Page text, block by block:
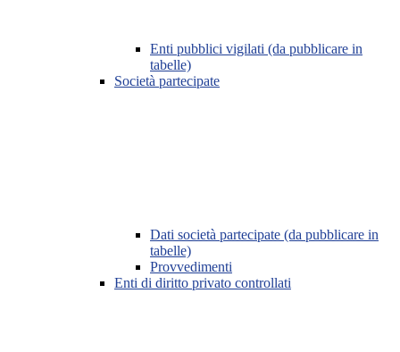
Enti pubblici vigilati (da pubblicare in
tabelle)
Società partecipate
Dati società partecipate (da pubblicare in
tabelle)
Provvedimenti
Enti di diritto privato controllati